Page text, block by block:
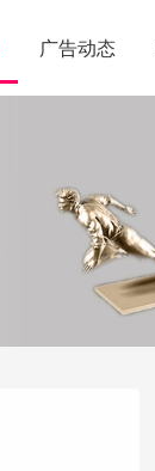
广告动态